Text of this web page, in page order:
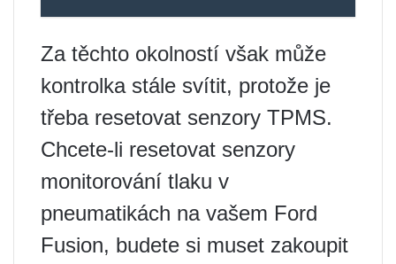
Za těchto okolností však může
kontrolka stále svítit, protože je
třeba resetovat senzory TPMS.
Chcete-li resetovat senzory
monitorování tlaku v
pneumatikách na vašem Ford
Fusion, budete si muset zakoupit